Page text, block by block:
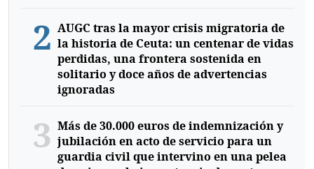
2 AUGC tras la mayor crisis migratoria de
la historia de Ceuta: un centenar de vidas
perdidas, una frontera sostenida en
solitario y doce años de advertencias
ignoradas
3 Más de 30.000 euros de indemnización y
jubilación en acto de servicio para un
guardia civil que intervino en una pelea